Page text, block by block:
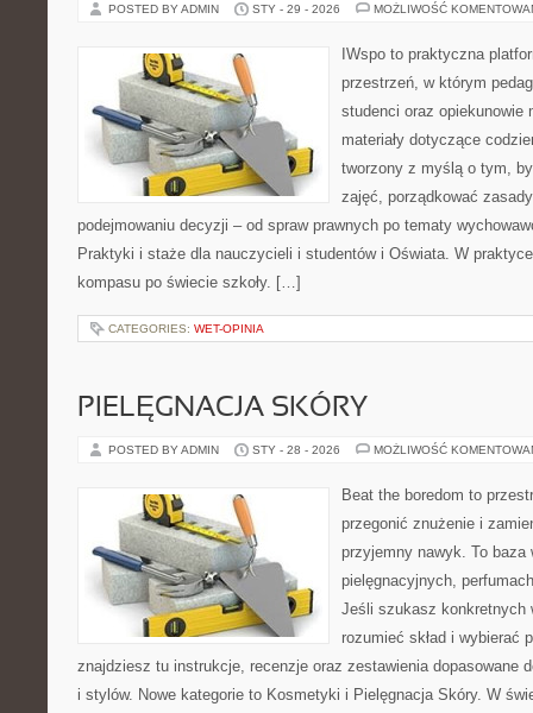
POSTED BY ADMIN STY - 29 - 2026 MOŻLIWOŚĆ
IWspo to praktyczna
przestrzeń, w którym
studenci oraz opiekunowie
materiały dotyczące
tworzony z myślą o tym,
zajęć, porządkować
podejmowaniu decyzji – od spraw prawnych po tematy
Praktyki i staże dla nauczycieli i studentów i Oświata. W
kompasu po świecie szkoły. […]
CATEGORIES: WET-OPINIA
PIELĘGNACJA SKÓRY
POSTED BY ADMIN STY - 28 - 2026 MOŻLIWOŚĆ
Beat the boredom to
przegonić znużenie i
przyjemny nawyk. To baza
pielęgnacyjnych,
Jeśli szukasz konkretnych
rozumieć skład i wybierać
znajdziesz tu instrukcje, recenzje oraz zestawienia dopasowane
i stylów. Nowe kategorie to Kosmetyki i Pielęgnacja Skóry. W